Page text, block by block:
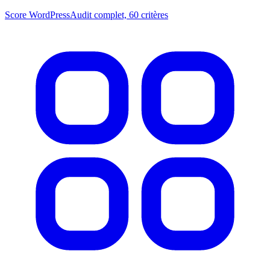
Score WordPressAudit complet, 60 critères